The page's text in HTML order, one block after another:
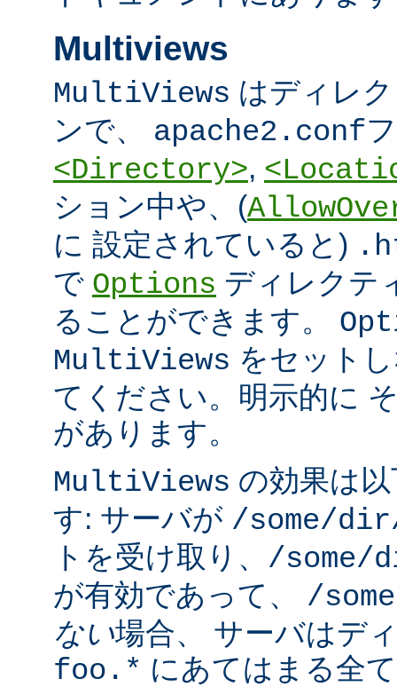
Multiviews
MultiViews はディレ
ンで、 apache2.conf
<Directory>,
ション中や、(
に 設定されていると)
で Options ディレクテ
ることができます。
MultiViews をセット
てください。明示的に
があります。
MultiViews の効果は
す: サーバが /some/
トを受け取り、 /some/
が有効であって、 /
ない場合、 サーバはデ
foo.* にあてはまる全